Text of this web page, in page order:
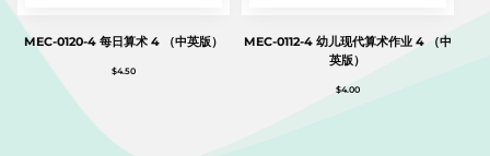
MEC-0120-4 每日算术 4 （中英版）
$4.50
MEC-0112-4 幼儿现代算术作业 4 （中
英版）
$4.00